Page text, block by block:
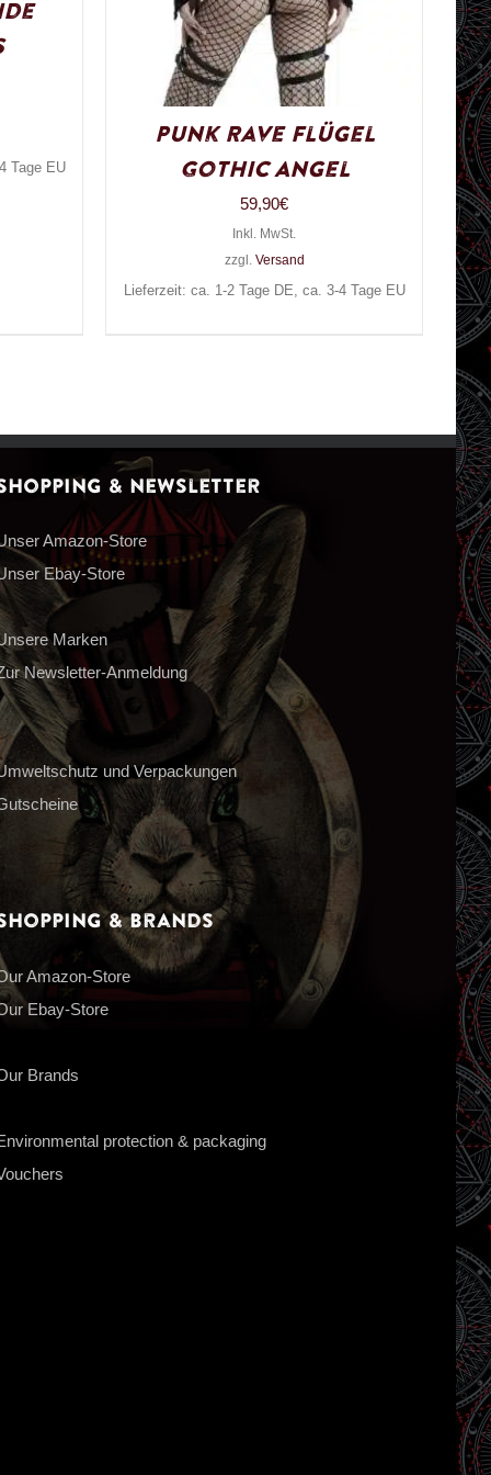
Tage EU
Punk Rave Flügel
Gothic Angel
59,90€
Inkl. MwSt.
zzgl. Versand
Lieferzeit: ca. 1-2 Tage DE, ca. 3-4 Tage EU
& Newsletter
Amazon-Store
Ebay-Store
Marken
Newsletter-Anmeldung
und Verpackungen
& Brands
Amazon-Store
Ebay-Store
Brands
protection & packaging